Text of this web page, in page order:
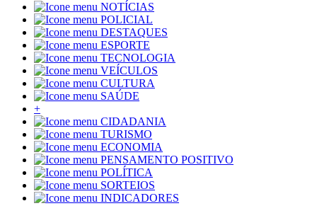
NOTÍCIAS
POLICIAL
DESTAQUES
ESPORTE
TECNOLOGIA
VEÍCULOS
CULTURA
SAÚDE
+
CIDADANIA
TURISMO
ECONOMIA
PENSAMENTO POSITIVO
POLÍTICA
SORTEIOS
INDICADORES